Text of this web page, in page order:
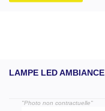
LAMPE LED AMBIANCE
"Photo non contractuelle"